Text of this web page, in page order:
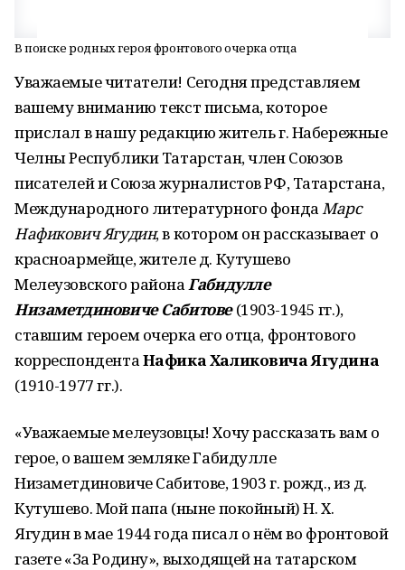
В поиске родных героя фронтового очерка отца
Уважаемые читатели! Сегодня представляем
вашему вниманию текст письма, которое
прислал в нашу редакцию житель г. Набережные
Челны Республики Татарстан, член Союзов
писателей и Союза журналистов РФ, Татарстана,
Международного литературного фондаМарс
Нафикович Ягудин, в котором он рассказывает о
красноармейце, жителе д. Кутушево
Мелеузовского районаГабидулле
Низаметдиновиче Сабитове(1903-1945 гг.),
ставшим героем очерка его отца, фронтового
корреспондентаНафика Халиковича Ягудина
(1910-1977 гг.).
«Уважаемые мелеузовцы! Хочу рассказать вам о
герое, о вашем земляке Габидулле
Низаметдиновиче Сабитове, 1903 г. рожд., из д.
Кутушево. Мой папа (ныне покойный) Н. Х.
Ягудин в мае 1944 года писал о нём во фронтовой
газете «За Родину», выходящей на татарском